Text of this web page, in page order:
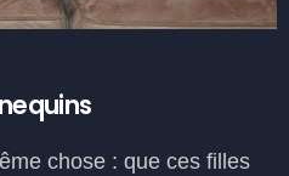
chose : que ces filles